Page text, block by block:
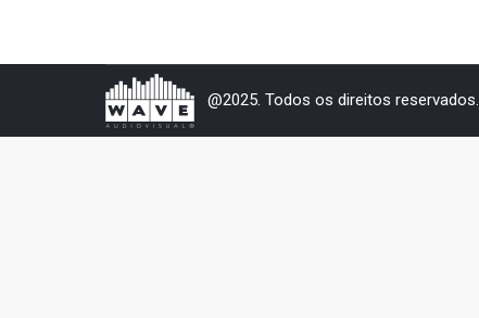
@2025. Todos os direitos reservados.